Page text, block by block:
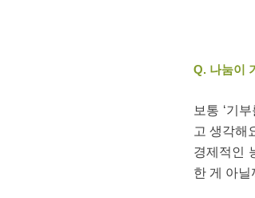
Q. 나눔이
보통 ‘기
고 생각해
경제적인
한 게 아닐